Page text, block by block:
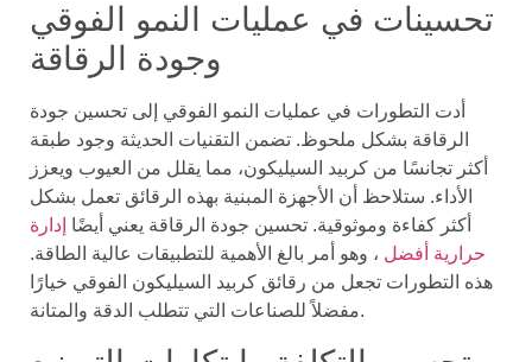
تحسينات في عمليات النمو الفوقي
وجودة الرقاقة
أدت التطورات في عمليات النمو الفوقي إلى تحسين جودة
الرقاقة بشكل ملحوظ. تضمن التقنيات الحديثة وجود طبقة
أكثر تجانسًا من كربيد السيليكون، مما يقلل من العيوب ويعزز
الأداء. ستلاحظ أن الأجهزة المبنية بهذه الرقائق تعمل بشكل
أكثر كفاءة وموثوقية. تحسين جودة الرقاقة يعني أيضًا إدارة
حرارية أفضل ، وهو أمر بالغ الأهمية للتطبيقات عالية الطاقة.
هذه التطورات تجعل من رقائق كربيد السيليكون الفوقي خيارًا
مفضلاً للصناعات التي تتطلب الدقة والمتانة.